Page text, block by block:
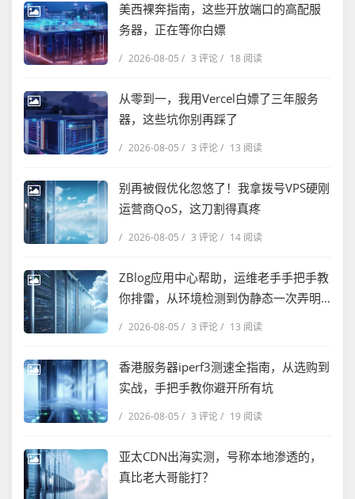
美西裸奔指南，这些开放端口的高配服
务器，正在等你白嫖
/ 2026-08-05 / 3 评论/ 18 阅读
从零到一，我用Vercel白嫖了三年服务
器，这些坑你别再踩了
/ 2026-08-05 / 3 评论/ 13 阅读
别再被假优化忽悠了！我拿拨号VPS硬刚
运营商QoS，这刀割得真疼
/ 2026-08-05 / 3 评论/ 14 阅读
ZBlog应用中心帮助，运维老手手把手教
你排雷，从环境检测到伪静态一次弄明
/ 2026-08-05 / 3 评论/ 13 阅读
香港服务器iperf3测速全指南，从选购到
实战，手把手教你避开所有坑
/ 2026-08-05 / 3 评论/ 19 阅读
亚太CDN出海实测，号称本地渗透的，
真比老大哥能打？